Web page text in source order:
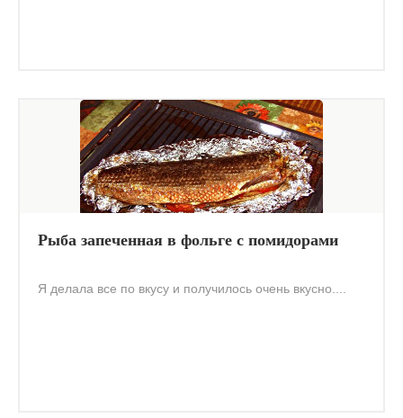
Рыба запеченная в фольге с помидорами
Я делала все по вкусу и получилось очень вкусно....